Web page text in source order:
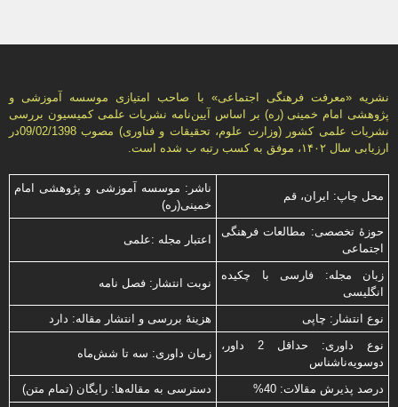
نشریه «معرفت فرهنگی اجتماعی» با صاحب امتیازی موسسه آموزشی و
پژوهشی امام خمینی (ره) بر اساس آیین‌نامه نشریات علمی كمیسیون بررسى
نشریات علمى كشور (وزارت علوم، تحقیقات و فناورى) مصوب 09/02/1398در
ارزیابی سال ۱۴۰۲، موفق به کسب رتبه ب شده است.
محل چاپ: ایران، قم
ناشر: موسسه آموزشی و پژوهشی امام
خمینی(ره)
حوزۀ تخصصی: مطالعات فرهنگی
اجتماعی
اعتبار مجله :علمی
زبان مجله: فارسی با چكیده
انگلیسی
نوبت انتشار: فصل نامه
نوع انتشار: چاپی
هزینۀ بررسی و انتشار مقاله: دارد
نوع داوری: حداقل 2 داور،
دوسویه‌ناشناس
زمان داوری: سه تا شش‌ماه
درصد پذیرش مقالات: 40% دسترسی به مقاله‌ها: رایگان (تمام متن)